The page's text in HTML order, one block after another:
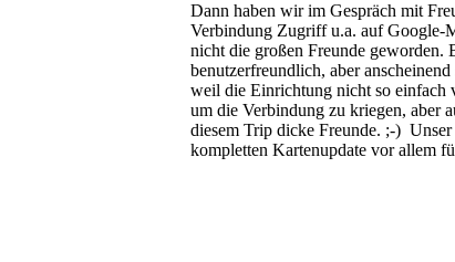
Dann haben wir im Gespräch mit
Verbindung Zugriff u.a. auf Google-
nicht die großen Freunde geworden.
benutzerfreundlich, aber
weil die Einrichtung nicht so einfach
um die Verbindung zu kriegen, aber
diesem Trip dicke Freunde. ;-)
kompletten Kartenupdate vor allem